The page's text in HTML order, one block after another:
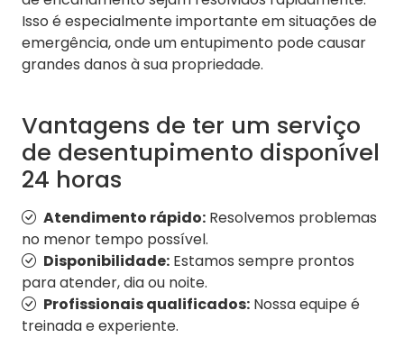
Isso é especialmente importante em situações de
emergência, onde um entupimento pode causar
grandes danos à sua propriedade.
Vantagens de ter um serviço
de desentupimento disponível
24 horas
Atendimento rápido: Resolvemos problemas
no menor tempo possível.
Disponibilidade: Estamos sempre prontos
para atender, dia ou noite.
Profissionais qualificados: Nossa equipe é
treinada e experiente.